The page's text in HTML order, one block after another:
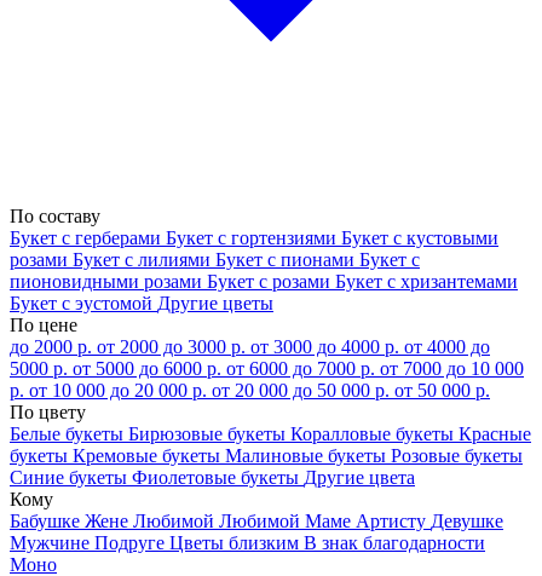
По составу
Букет с герберами Букет с гортензиями Букет с кустовыми
розами Букет с лилиями Букет с пионами Букет с
пионовидными розами Букет с розами Букет с хризантемами
Букет с эустомой Другие цветы
По цене
до 2000 р. от 2000 до 3000 р. от 3000 до 4000 р. от 4000 до
5000 р. от 5000 до 6000 р. от 6000 до 7000 р. от 7000 до 10 000
р. от 10 000 до 20 000 р. от 20 000 до 50 000 р. от 50 000 р.
По цвету
Белые букеты Бирюзовые букеты Коралловые букеты Красные
букеты Кремовые букеты Малиновые букеты Розовые букеты
Синие букеты Фиолетовые букеты Другие цвета
Кому
Бабушке Жене Любимой Любимой Маме Артисту Девушке
Мужчине Подруге Цветы близким В знак благодарности
Моно